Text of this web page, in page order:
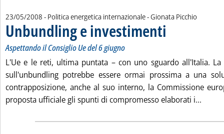
23/05/2008 - Politica energetica internazionale -di:
Gionata Picchio
Unbundling e investimenti
Aspettando il Consiglio Ue del 6 giugno
L'Ue e le reti, ultima puntata – con uno sguardo all'Italia.
sull'unbundling potrebbe essere ormai prossima a una
contrapposizione, anche al suo interno, la Commissione
proposta ufficiale gli spunti di compromesso elaborati i...